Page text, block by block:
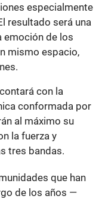
especialmente
resultado será una
emoción de los
mismo espacio,
con la
conformada por
al máximo su
la fuerza y
tres bandas.
que han
de los años —